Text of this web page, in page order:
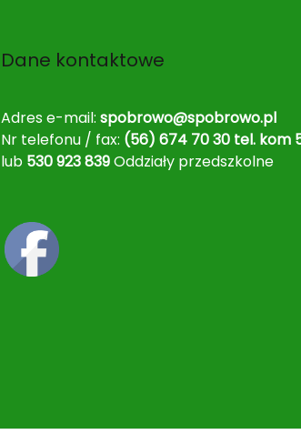
Dane kontaktowe
Adres e-mail: spobrowo@spobrowo.pl
Nr telefonu / fax: (56) 674 70 30 tel. kom
lub 530 923 839Oddziały przedszkolne